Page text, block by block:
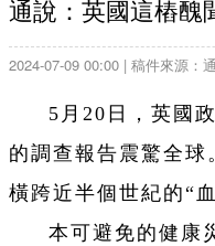
通說：英國這樁醜
2024-07-09 00:00 | 稿件來源：
5月20日，英國
的調查報告震驚全
橫跨近半個世紀的“
本可避免的健康